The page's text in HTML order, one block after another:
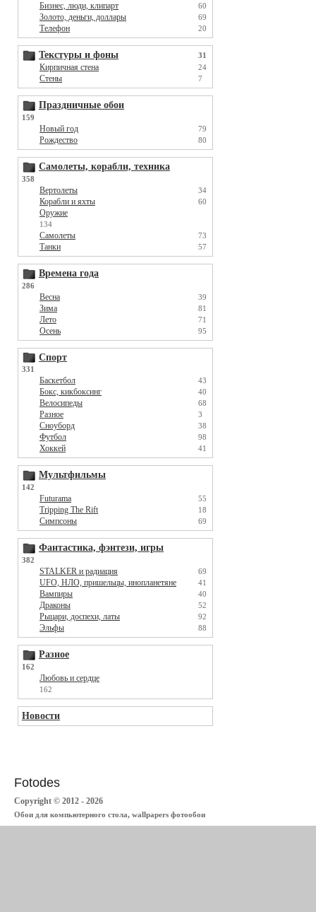
Бизнес, люди, клипарт 60
Золото, деньги, доллары 69
Телефон 20
Текстуры и фоны 31
Кирпичная стена 24
Стены 7
Праздничные обои
159
Новый год 79
Рождество 80
Самолеты, корабли, техника
358
Вертолеты 34
Корабли и яхты 60
Оружие
134
Самолеты 73
Танки 57
Времена года
286
Весна 39
Зима 81
Лето 71
Осень 95
Спорт
331
Баскетбол 43
Бокс, кикбоксинг 40
Велосипеды 68
Разное 3
Сноуборд 38
Футбол 98
Хоккей 41
Мультфильмы
142
Futurama 55
Tripping The Rift 18
Симпсоны 69
Фантастика, фэнтези, игры
382
STALKER и радиация 69
UFO, НЛО, пришельцы, инопланетяне 41
Вампиры 40
Драконы 52
Рыцари, доспехи, латы 92
Эльфы 88
Разное
162
Любовь и сердце
162
Новости
Fotodes
Copyright © 2012 - 2026
Обои для компьютерного стола, wallpapers фотообои